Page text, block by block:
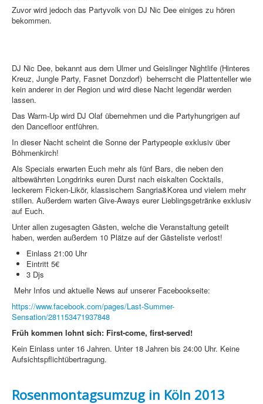
Zuvor wird jedoch das Partyvolk von DJ Nic Dee einiges zu hören
bekommen.
DJ Nic Dee, bekannt aus dem Ulmer und Geislinger Nightlife (Hinteres
Kreuz, Jungle Party, Fasnet Donzdorf) beherrscht die Plattenteller wie
kein anderer in der Region und wird diese Nacht legendär werden
lassen.
Das Warm-Up wird DJ Olaf übernehmen und die Partyhungrigen auf
den Dancefloor entführen.
In dieser Nacht scheint die Sonne der Partypeople exklusiv über
Böhmenkirch!
Als Specials erwarten Euch mehr als fünf Bars, die neben den
altbewährten Longdrinks euren Durst nach eiskalten Cocktails,
leckerem Ficken-Likör, klassischem Sangria&Korea und vielem mehr
stillen. Außerdem warten Give-Aways eurer Lieblingsgetränke exklusiv
auf Euch.
Unter allen zugesagten Gästen, welche die Veranstaltung geteilt
haben, werden außerdem 10 Plätze auf der Gästeliste verlost!
Einlass 21:00 Uhr
Eintritt 5€
3 Djs
Mehr Infos und aktuelle News auf unserer Facebookseite:
https://www.facebook.com/pages/Last-Summer-
Sensation/281153471937848
Früh kommen lohnt sich: First-come, first-served!
Kein Einlass unter 16 Jahren. Unter 18 Jahren bis 24:00 Uhr. Keine
Aufsichtspflichtübertragung.
Rosenmontagsumzug in Köln 2013